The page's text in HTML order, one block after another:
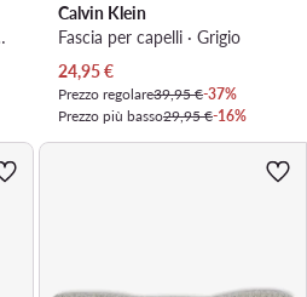
Marrone
Calvin Klein
Fascia per capelli · Grigio
Prezzo attuale
24,95€
Prezzo regolare39,95 €-37%
Prezzo più basso29,95 €-16%